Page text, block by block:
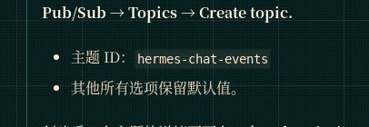
Pub/Sub → Topics → Create topic.
主题 ID： hermes-chat-events
其他所有选项保留默认值。